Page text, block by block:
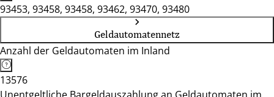
93453, 93458, 93458, 93462, 93470, 93480
Geldautomatennetz
Anzahl der Geldautomaten im Inland
13576